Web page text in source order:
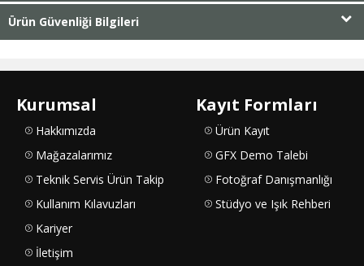
Ürün Güvenliği Bilgileri
Kurumsal
Hakkımızda
Mağazalarımız
Teknik Servis Ürün Takip
Kullanım Kılavuzları
Kariyer
İletişim
Kayıt Formları
Ürün Kayıt
GFX Demo Talebi
Fotoğraf Danışmanlığı
Stüdyo ve Işık Rehberi